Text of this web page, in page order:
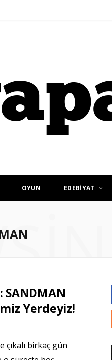
OYUN EDEBİYAT
Yerdeyiz!
çıkalı birkaç gün